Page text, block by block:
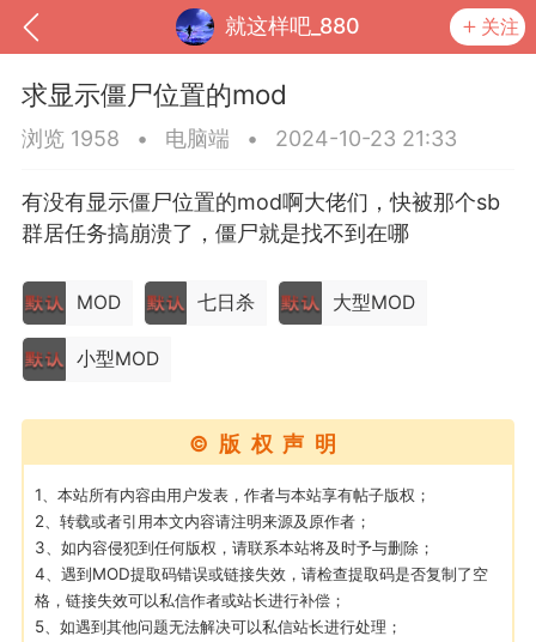
就这样吧_880 关注
MOD下载 攻略教程 联机招募
大人
Lv.8
02-10 15:45
电脑端 其他&工具
求显示僵尸位置的mod
浏览 1958 • 电脑端 • 2024-10-23 21:33
有没有显示僵尸位置的mod啊大佬们，快被那个sb
群居任务搞崩溃了，僵尸就是找不到在哪
MOD 七日杀 大型MOD
小型MOD
©版权声明
1、本站所有内容由用户发表，作者与本站享有帖子版权；
2、转载或者引用本文内容请注明来源及原作者；
3、如内容侵犯到任何版权，请联系本站将及时予与删除；
4、遇到MOD提取码错误或链接失效，请检查提取码是否复制了空
格，链接失效可以私信作者或站长进行补偿；
5、如遇到其他问题无法解决可以私信站长进行处理；